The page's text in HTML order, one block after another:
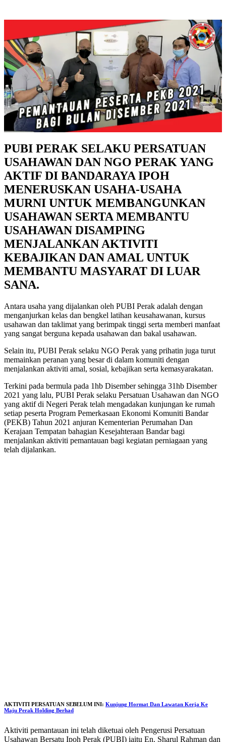
PUBI PERAK SELAKU PERSATUAN
USAHAWAN DAN NGO PERAK YANG
AKTIF DI BANDARAYA IPOH
MENERUSKAN USAHA-USAHA
MURNI UNTUK MEMBANGUNKAN
USAHAWAN SERTA MEMBANTU
USAHAWAN DISAMPING
MENJALANKAN AKTIVITI
KEBAJIKAN DAN AMAL UNTUK
MEMBANTU MASYARAT DI LUAR
SANA.
Antara usaha yang dijalankan oleh PUBI Perak adalah dengan
menganjurkan kelas dan bengkel latihan keusahawanan, kursus
usahawan dan taklimat yang berimpak tinggi serta memberi manfaat
yang sangat berguna kepada usahawan dan bakal usahawan.
Selain itu, PUBI Perak selaku NGO Perak yang prihatin juga turut
memainkan peranan yang besar di dalam komuniti dengan
menjalankan aktiviti amal, sosial, kebajikan serta kemasyarakatan.
Terkini pada bermula pada 1hb Disember sehingga 31hb Disember
2021 yang lalu, PUBI Perak selaku Persatuan Usahawan dan NGO
yang aktif di Negeri Perak telah mengadakan kunjungan ke rumah
setiap peserta Program Pemerkasaan Ekonomi Komuniti Bandar
(PEKB) Tahun 2021 anjuran Kementerian Perumahan Dan
Kerajaan Tempatan bahagian Kesejahteraan Bandar bagi
menjalankan aktiviti pemantauan bagi kegiatan perniagaan yang
telah dijalankan.
AKTIVITI PERSATUAN SEBELUM INI: Kunjung Hormat Dan Lawatan Kerja Ke
Maju Perak Holding Berhad
Aktiviti pemantauan ini telah diketuai oleh Pengerusi Persatuan
Usahawan Bersatu Ipoh Perak (PUBI) iaitu En. Sharul Rahman dan